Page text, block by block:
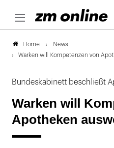
Home
News
Warken will Kompetenzen von
Bundeskabinett beschließt
Warken will
Apotheken